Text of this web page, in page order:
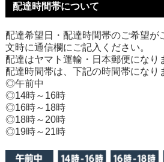
配達時間帯について
配達希望日・配達時間帯のご希望が
文時に通信欄にご記入ください。
配達はヤマト運輸・日本郵便になり
配達時間帯は、下記の時間帯になり
◎午前中
◎14時～16時
◎16時～18時
◎18時～20時
◎19時～21時